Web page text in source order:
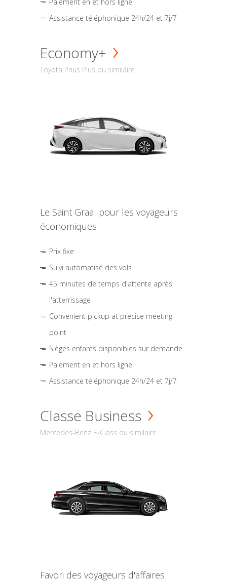
Assistance téléphonique 24h/24 et 7j/7
Economy+
Toyota Prius Plus ou similaire
Le Saint Graal pour les voyageurs
économiques
Prix fixe
Suivi automatisé des vols
45 minutes de temps d'attente après
l'atterrissage
Convenient pickup at precise meeting
point
Sièges enfants disponibles sur demande.
Paiement en et hors ligne
Assistance téléphonique 24h/24 et 7j/7
Classe Business
Mercedes-Benz E-Class ou similaire
Favori des voyageurs d'affaires